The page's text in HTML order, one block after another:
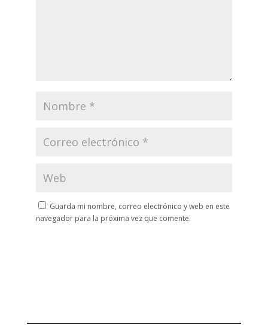
Guarda mi nombre, correo electrónico y web en este
navegador para la próxima vez que comente.